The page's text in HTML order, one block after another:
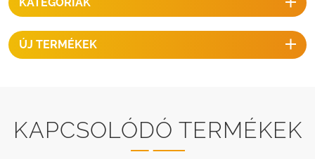
ÚJ TERMÉKEK
KAPCSOLÓDÓ TERMÉKEK